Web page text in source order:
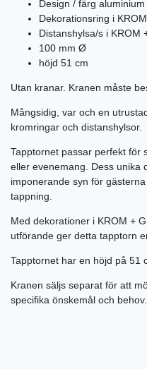
Design / färg
Dekorationsring i
Distanshylsa/s i KROM
100 mm Ø
höjd 51 cm
Utan kranar. Kranen måste
Mångsidig, var och en
kromringar och distanshylsor.
Tapptornet passar perfekt för
eller evenemang. Dess unika
imponerande syn för
tappning.
Med dekorationer i KROM +
utförande ger detta tapptorn
Tapptornet har en höjd på 51
Kranen säljs separat för att
specifika önskemål och behov.